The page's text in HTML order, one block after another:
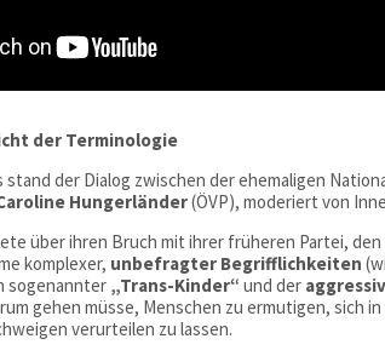
der Terminologie
stand der Dialog zwischen der ehemaligen
Hungerländer(ÖVP), moderiert von
über ihren Bruch mit ihrer früheren Partei,
komplexer, unbefragter Begrifflichkeiten
sogenannter „Trans-Kinder“ und der
gehen müsse, Menschen zu ermutigen, sich
verurteilen zu lassen.